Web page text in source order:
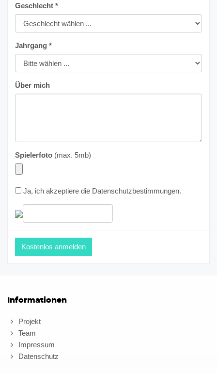
Geschlecht *
Jahrgang *
Über mich
Spielerfoto (max. 5mb)
Ja, ich akzeptiere die Datenschutzbestimmungen.
Informationen
Projekt
Team
Impressum
Datenschutz